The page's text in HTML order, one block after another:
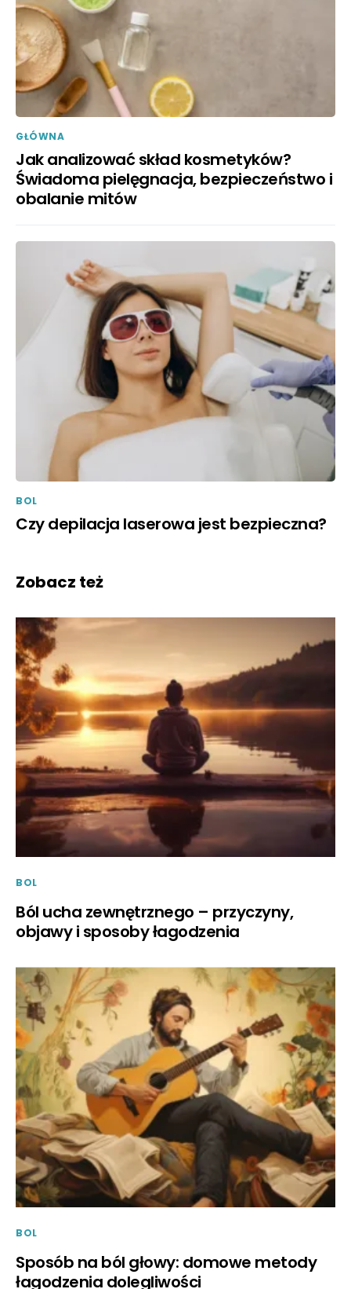
GŁÓWNA
Jak analizować skład kosmetyków?
Świadoma pielęgnacja, bezpieczeństwo i
obalanie mitów
BOL
Czy depilacja laserowa jest bezpieczna?
Zobacz też
BOL
Ból ucha zewnętrznego – przyczyny,
objawy i sposoby łagodzenia
BOL
Sposób na ból głowy: domowe metody
łagodzenia dolegliwości